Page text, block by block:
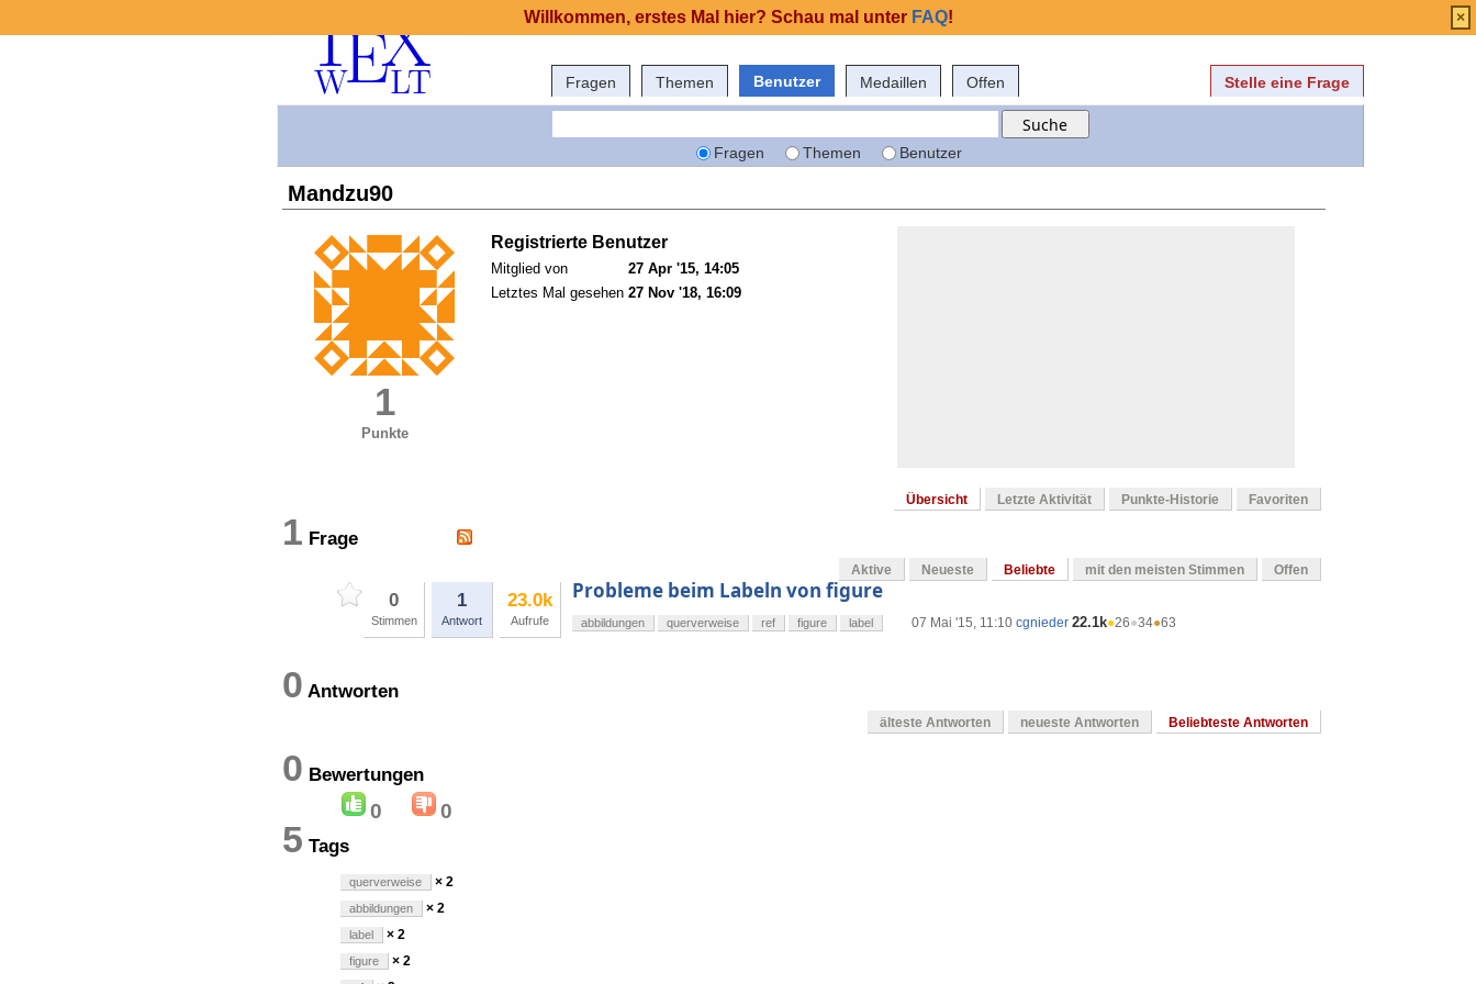
Fragen Themen Benutzer Medaillen Offen Stelle eine Frage
Fragen Themen Benutzer
Mandzu90
1
Punkte
Registrierte Benutzer
Mitglied von
27 Apr '15, 14:05
Letztes Mal gesehen 27 Nov '18, 16:09
Übersicht Letzte Aktivität Punkte-Historie Favoriten
1 Frage
Aktive Neueste Beliebte mit den meisten Stimmen Offen
0
Stimmen
1
Antwort
23.0k
Aufrufe
Probleme beim Labeln von figure
07 Mai '15, 11:10 cgnieder 22.1k●26●34●63
abbildungen querverweise ref figure label
0 Antworten
älteste Antworten neueste Antworten Beliebteste Antworten
0 Bewertungen
0 0
5 Tags
querverweise × 2
abbildungen × 2
label × 2
figure × 2
Willkommen, erstes Mal hier? Schau mal unter FAQ! ×